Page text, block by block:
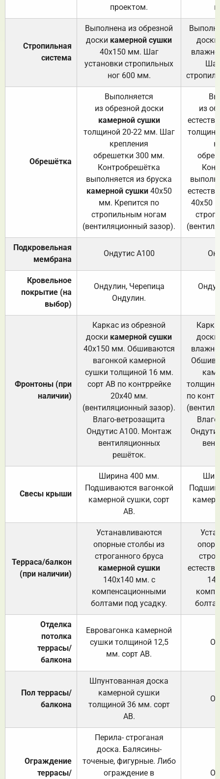
проектом.
Стропильная
система
Выполнена из обрезной
доски камерной сушки
40х150 мм. Шаг
установки стропильных
ног 600 мм.
доски
Обрешётка
Выполняется
из обрезной доски
камерной сушки
толщиной 20-22 мм. Шаг
крепления
обрешетки 300 мм.
Контробрешётка
выполняется из бруска
камерной сушки40х50
мм. Крепится по
стропильным ногам
(вентиляционный зазор).
из
40х50
Подкровельная
мембрана
Ондутис А100
Кровельное
покрытие (на
выбор)
Ондулин, Черепица
Ондулин.
Фронтоны (при
наличии)
Каркас из обрезной
доски камерной сушки
40х150 мм. Обшиваются
вагонкой камерной
сушки толщиной 16 мм.
сорт АВ по контррейке
20х40 мм.
(вентиляционный зазор).
Влаго-ветрозащита
Ондутис А100. Монтаж
вентиляционных
решёток.
доски
по
Свесы крыши
Ширина 400 мм.
Подшиваются вагонкой
камерной сушки, сорт
АВ.
Терраса/балкон
(при наличии)
Устанавливаются
опорные столбы из
строганного бруса
камерной сушки
140х140 мм. с
компенсационными
болтами под усадку.
Отделка
потолка
террасы/
балкона
Евровагонка камерной
сушки толщиной 12,5
мм. сорт АВ.
Пол террасы/
балкона
Шпунтованная доска
камерной сушки
толщиной 36 мм. сорт
АВ.
Ограждение
террасы/
Перила- строганая
доска. Балясины-
точеные, фигурные. Либо
ограждение в